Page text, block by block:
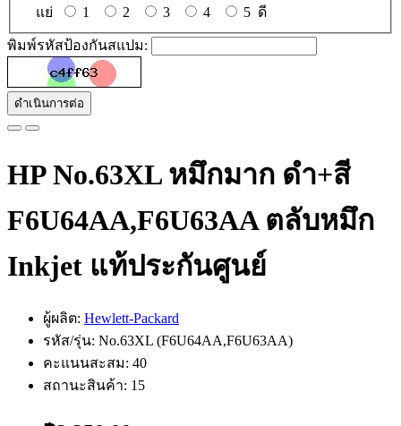
แย่ 1 2 3 4 5 ดี
พิมพ์รหัสป้องกันสแปม:
ดำเนินการต่อ
HP No.63XL หมึกมาก ดำ+สี
F6U64AA,F6U63AA ตลับหมึก
Inkjet แท้ประกันศูนย์
ผู้ผลิต: Hewlett-Packard
รหัส/รุ่น: No.63XL (F6U64AA,F6U63AA)
คะแนนสะสม: 40
สถานะสินค้า: 15